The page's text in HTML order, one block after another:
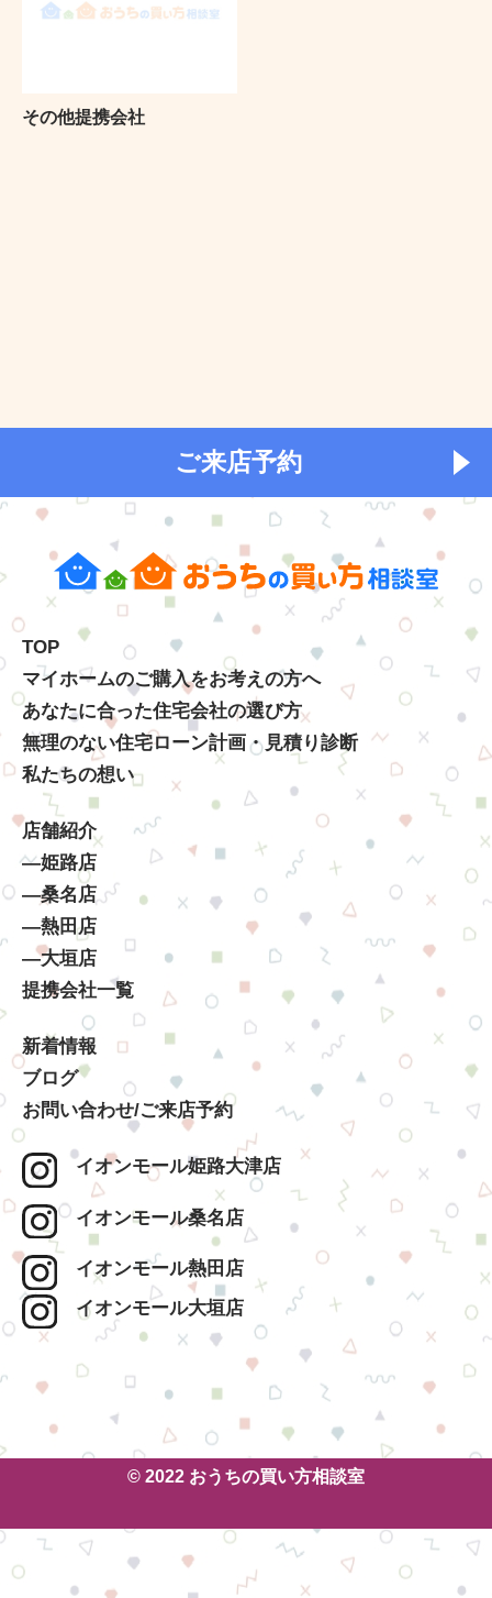
その他提携会社
ご来店予約
TOP
マイホームのご購入をお考えの方へ
あなたに合った住宅会社の選び方
無理のない住宅ローン計画・見積り診断
私たちの想い
店舗紹介
―姫路店
―桑名店
―熱田店
―大垣店
提携会社一覧
新着情報
ブログ
お問い合わせ/ご来店予約
イオンモール姫路大津店
イオンモール桑名店
イオンモール熱田店
イオンモール大垣店
© 2022 おうちの買い方相談室